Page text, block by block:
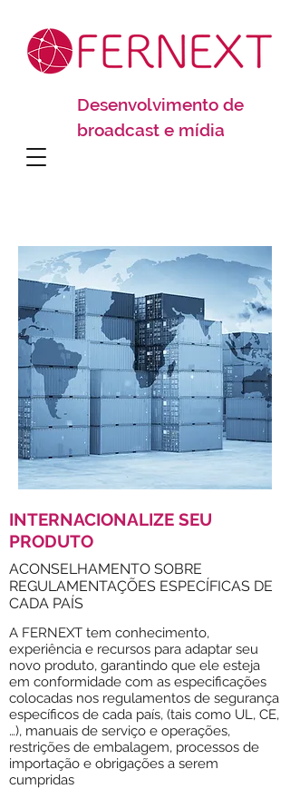
Desenvolvimento de
broadcast e mídia
INTERNACIONALIZE SEU
PRODUTO
ACONSELHAMENTO SOBRE
REGULAMENTAÇÕES ESPECÍFICAS DE
CADA PAÍS
A FERNEXT tem conhecimento,
experiência e recursos para adaptar seu
novo produto, garantindo que ele esteja
em conformidade com as especificações
colocadas nos regulamentos de segurança
específicos de cada país, (tais como UL, CE,
…), manuais de serviço e operações,
restrições de embalagem, processos de
importação e obrigações a serem
cumpridas